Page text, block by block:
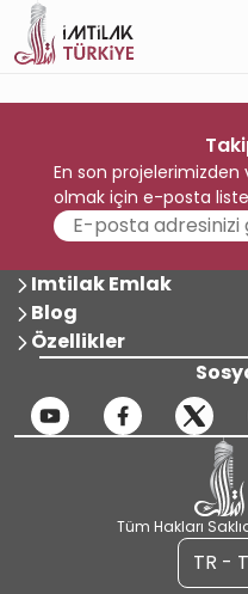
En son
olmak için e-posta
Imtilak Emlak
Blog
Özellikler
Tüm Hakları
TR -